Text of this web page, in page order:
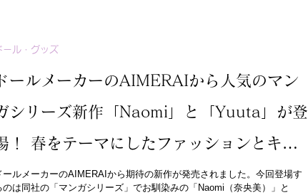
ールメーカーのAIMERAIから人気のマン
シリーズ新作「Naomi」と「Yuuta」が登
！ 春をテーマにしたファッションとキュ
トな表情のディテールに注目！
ールメーカーのAIMERAIから期待の新作が発売されました。今回登場す
のは同社の「マンガシリーズ」でお馴染みの「Naomi（奈央美）」と
ール・グッズ